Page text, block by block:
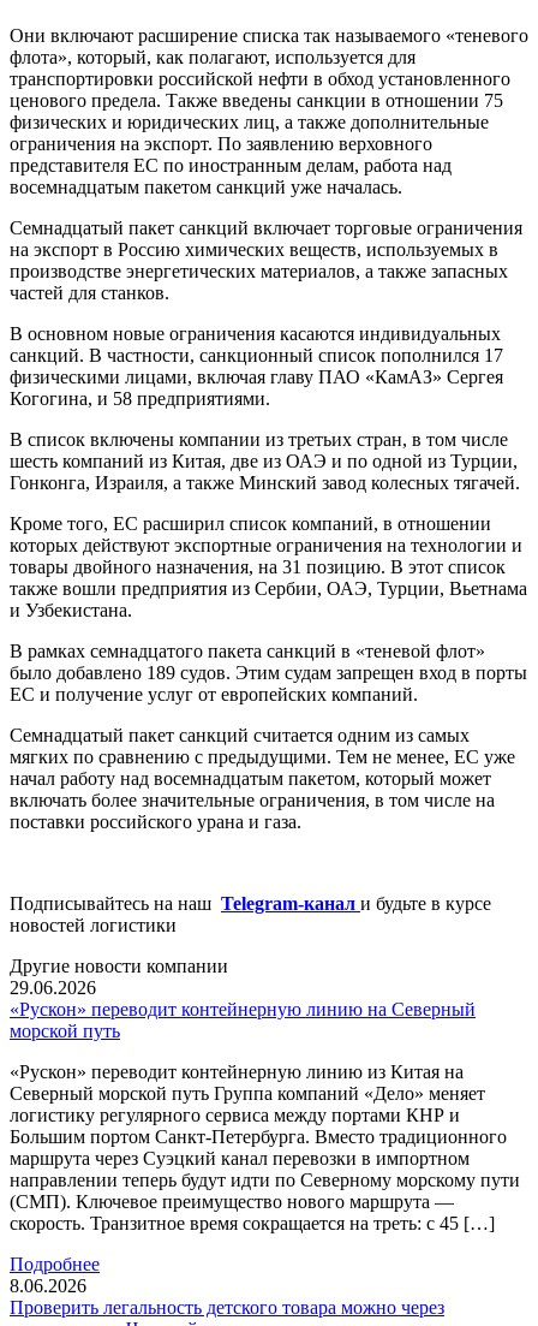
Они включают расширение списка так называемого «теневого
флота», который, как полагают, используется для
транспортировки российской нефти в обход установленного
ценового предела. Также введены санкции в отношении 75
физических и юридических лиц, а также дополнительные
ограничения на экспорт. По заявлению верховного
представителя ЕС по иностранным делам, работа над
восемнадцатым пакетом санкций уже началась.
Семнадцатый пакет санкций включает торговые ограничения
на экспорт в Россию химических веществ, используемых в
производстве энергетических материалов, а также запасных
частей для станков.
В основном новые ограничения касаются индивидуальных
санкций. В частности, санкционный список пополнился 17
физическими лицами, включая главу ПАО «КамАЗ» Сергея
Когогина, и 58 предприятиями.
В список включены компании из третьих стран, в том числе
шесть компаний из Китая, две из ОАЭ и по одной из Турции,
Гонконга, Израиля, а также Минский завод колесных тягачей.
Кроме того, ЕС расширил список компаний, в отношении
которых действуют экспортные ограничения на технологии и
товары двойного назначения, на 31 позицию. В этот список
также вошли предприятия из Сербии, ОАЭ, Турции, Вьетнама
и Узбекистана.
В рамках семнадцатого пакета санкций в «теневой флот»
было добавлено 189 судов. Этим судам запрещен вход в порты
ЕС и получение услуг от европейских компаний.
Семнадцатый пакет санкций считается одним из самых
мягких по сравнению с предыдущими. Тем не менее, ЕС уже
начал работу над восемнадцатым пакетом, который может
включать более значительные ограничения, в том числе на
поставки российского урана и газа.
Подписывайтесь на наш Telegram-канал и будьте в курсе
новостей логистики
Другие новости компании
29.06.2026
«Рускон» переводит контейнерную линию на Северный
морской путь
«Рускон» переводит контейнерную линию из Китая на
Северный морской путь Группа компаний «Дело» меняет
логистику регулярного сервиса между портами КНР и
Большим портом Санкт-Петербурга. Вместо традиционного
маршрута через Суэцкий канал перевозки в импортном
направлении теперь будут идти по Северному морскому пути
(СМП). Ключевое преимущество нового маршрута —
скорость. Транзитное время сокращается на треть: с 45 […]
Подробнее
8.06.2026
Проверить легальность детского товара можно через